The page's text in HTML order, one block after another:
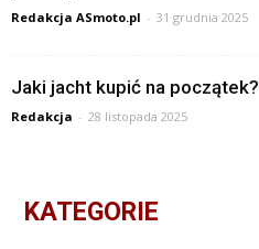
Redakcja ASmoto.pl - 31 grudnia 2025
Jaki jacht kupić na początek?
Redakcja - 28 listopada 2025
KATEGORIE